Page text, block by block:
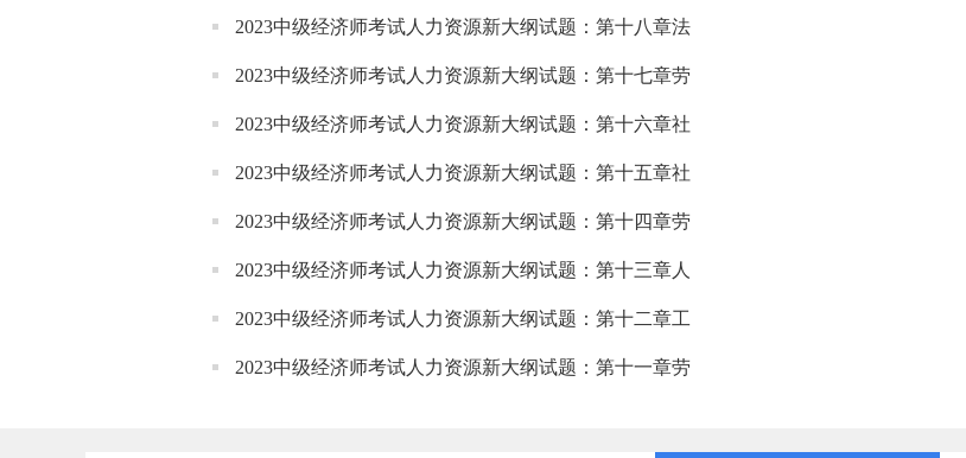
2023中级经济师考试人力资源新大纲试题：第十八章法
2023中级经济师考试人力资源新大纲试题：第十七章劳
2023中级经济师考试人力资源新大纲试题：第十六章社
2023中级经济师考试人力资源新大纲试题：第十五章社
2023中级经济师考试人力资源新大纲试题：第十四章劳
2023中级经济师考试人力资源新大纲试题：第十三章人
2023中级经济师考试人力资源新大纲试题：第十二章工
2023中级经济师考试人力资源新大纲试题：第十一章劳